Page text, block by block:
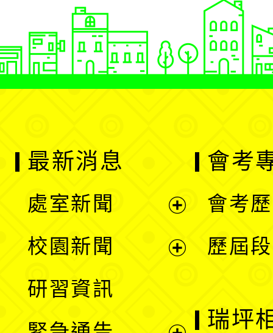
最新消息
處室新聞
校園新聞
研習資訊
會考
會考
歷屆
瑞坪